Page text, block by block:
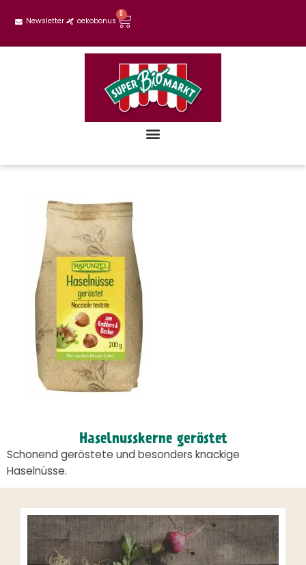
Newsletter oekobonus
0
Haselnusskerne geröstet
Schonend geröstete und besonders knackige
Haselnüsse.